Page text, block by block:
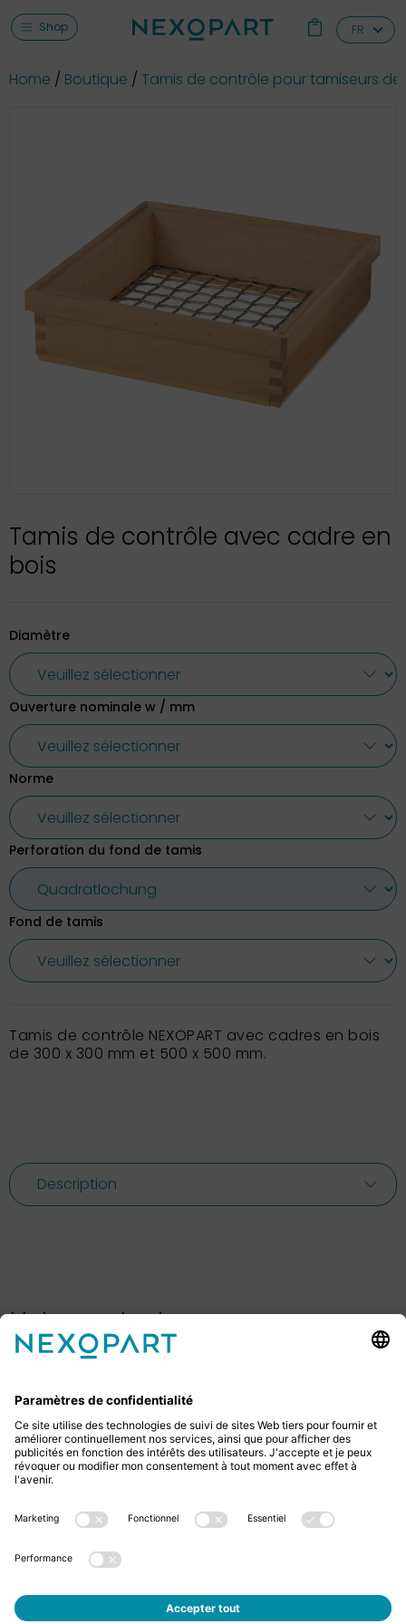
Shop FR
Home Boutique Tamis de contrôle pour tamiseurs
Tamis de contrôle avec cadre en
bois
Diamètre
Ouverture nominale w / mm
Norme
Perforation du fond de tamis
Fond de tamis
Tamis de contrôle NEXOPART avec cadres en bois
de 300 x 300 mm et 500 x 500 mm.
Description
Votre contact avec nous.
Avez-vous des questions ? Alors sil vous plaît
+49 2522 59084 0
sales@nexopart.com